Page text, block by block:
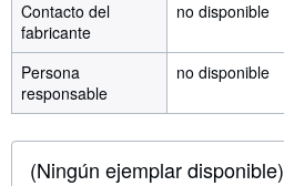
Contacto del
fabricante
no disponible
Persona
responsable
no disponible
(Ningún ejemplar disponible)